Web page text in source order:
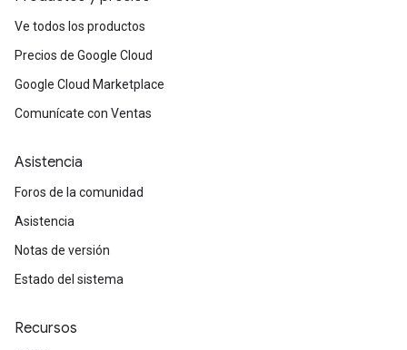
Ve todos los productos
Precios de Google Cloud
Google Cloud Marketplace
Comunícate con Ventas
Asistencia
Foros de la comunidad
Asistencia
Notas de versión
Estado del sistema
Recursos